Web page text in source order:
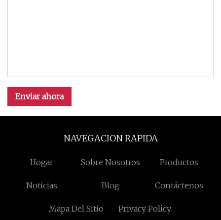
Enviar ahora
NAVEGACION RAPIDA
Hogar Sobre Nosotros Productos
Noticias Blog Contáctenos
Mapa Del Sitio Privacy Policy